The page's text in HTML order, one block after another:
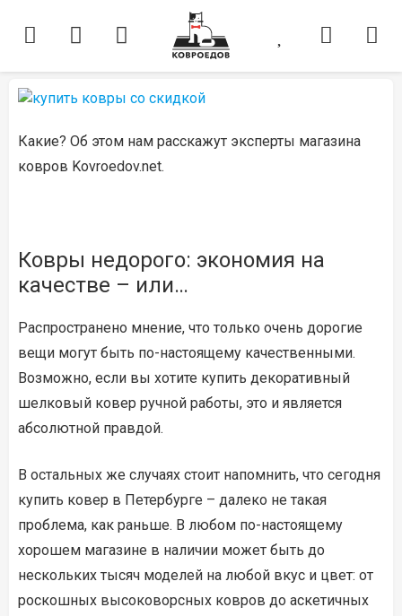
Какие? Об этом нам расскажут эксперты магазина
ковров Kovroedov.net.
Ковры недорого: экономия на
качестве – или…
Распространено мнение, что только очень дорогие
вещи могут быть по-настоящему качественными.
Возможно, если вы хотите купить декоративный
шелковый ковер ручной работы, это и является
абсолютной правдой.
В остальных же случаях стоит напомнить, что сегодня
купить ковер в Петербурге – далеко не такая
проблема, как раньше. В любом по-настоящему
хорошем магазине в наличии может быть до
нескольких тысяч моделей на любой вкус и цвет: от
роскошных высоковорсных ковров до аскетичных